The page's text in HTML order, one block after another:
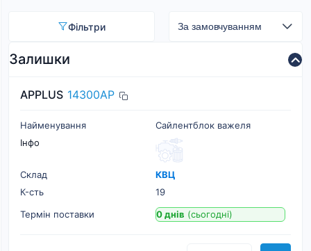
Фільтри
Залишки
APPLUS 14300AP
Найменування
Сайлентблок важеля
Інфо
Склад
КВЦ
К-cть
19
Термін поставки
0 днів (сьогодні)